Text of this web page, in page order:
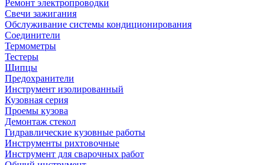
Ремонт электропроводки
Свечи зажигания
Обслуживание системы кондиционирования
Соединители
Термометры
Тестеры
Щипцы
Предохранители
Инструмент изолированный
Кузовная серия
Проемы кузова
Демонтаж стекол
Гидравлические кузовные работы
Инструменты рихтовочные
Инструмент для сварочных работ